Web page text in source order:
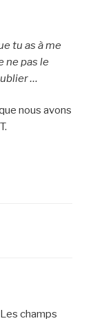
tu as à me
ne pas le
…
nous avons
Les champs